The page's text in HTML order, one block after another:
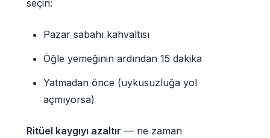
seçin:
Pazar sabahı kahvaltısı
Öğle yemeğinin ardından 15 dakika
Yatmadan önce (uykusuzluğa yol
açmıyorsa)
Ritüel kaygıyı azaltır — ne zaman